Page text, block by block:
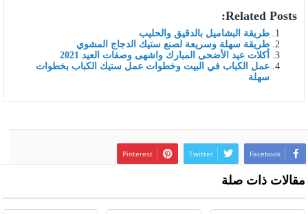
Related Posts:
طريقة البشاميل بالدقيق والحليب
طريقة سهلة وسريعة لصنع ستيك الدجاج المشوي
أكلات عيد الأضحى المبارك واشهى وصفات العيد 2021
عمل الكباب في البيت وخطوات عمل ستيك الكباب بخطوات
سهلة
Facebook
Twitter
Pinterest
مقالات ذات صلة